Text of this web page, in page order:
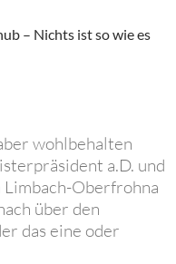
– Nichts ist so wie es
wohlbehalten
a.D. und
Limbach-Oberfrohna
über den
das eine oder